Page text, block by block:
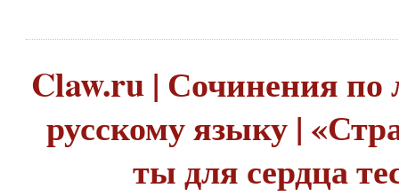
Claw.ru | Сочинения по
русскому языку |
ты для сердца